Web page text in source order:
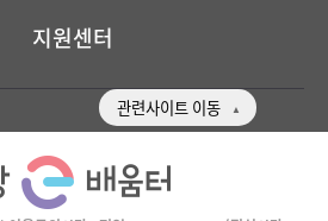
지원센터
관련사이트 이동